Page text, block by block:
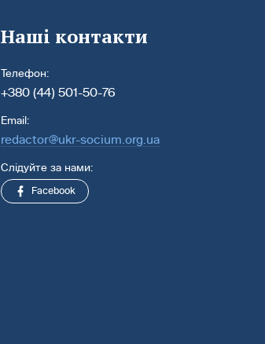
Наші контакти
Телефон:
+380 (44) 501-50-76
Email:
redactor@ukr-socium.org.ua
Слідуйте за нами:
Facebook